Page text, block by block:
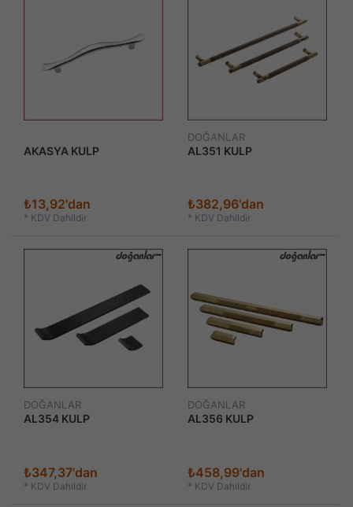
AKASYA KULP
₺13,92'dan
* KDV Dahildir
DOĞANLAR
AL351 KULP
₺382,96'dan
* KDV Dahildir
DOĞANLAR
AL354 KULP
₺347,37'dan
* KDV Dahildir
DOĞANLAR
AL356 KULP
₺458,99'dan
* KDV Dahildir